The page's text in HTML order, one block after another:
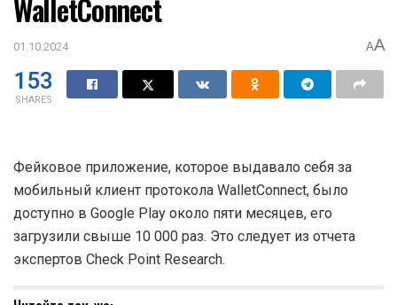
WalletConnect
01.10.2024 AA
153
SHARES